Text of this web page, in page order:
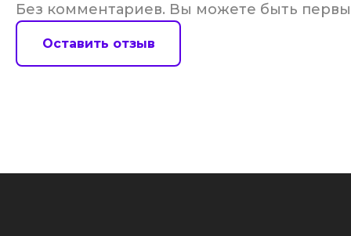
Без комментариев. Вы можете быть
Оставить отзыв